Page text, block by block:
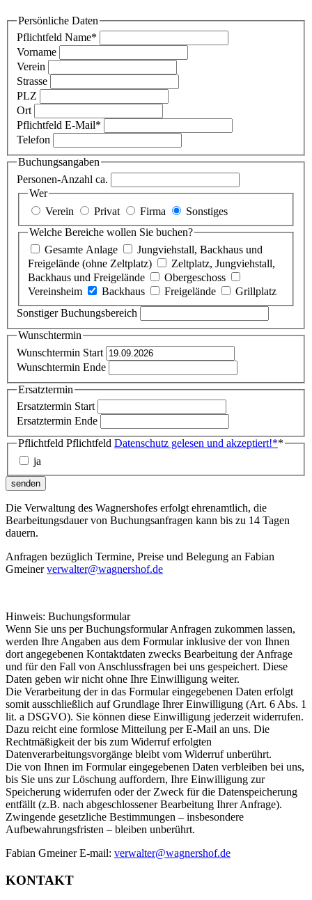
Persönliche Daten
Pflichtfeld Name*
Vorname
Verein
Strasse
PLZ
Ort
Pflichtfeld E-Mail*
Telefon
Buchungsangaben
Personen-Anzahl ca.
Wer
Verein
Privat Firma
Sonstiges
Welche Bereiche wollen Sie buchen?
Gesamte Anlage
Jungviehstall, Backhaus und
Freigelände (ohne Zeltplatz)
Zeltplatz, Jungviehstall,
Backhaus und Freigelände
Obergeschoss
Vereinsheim
Backhaus Freigelände
Grillplatz
Sonstiger Buchungsbereich
Wunschtermin
Wunschtermin Start
Wunschtermin Ende
Ersatztermin
Ersatztermin Start
Ersatztermin Ende
Pflichtfeld Pflichtfeld Datenschutz gelesen und akzeptiert!**
ja
senden
Die Verwaltung des Wagnershofes erfolgt ehrenamtlich, die
Bearbeitungsdauer von Buchungsanfragen kann bis zu 14 Tagen
dauern.
Anfragen bezüglich Termine, Preise und Belegung an Fabian
Gmeinerverwalter@wagnershof.de
Hinweis: Buchungsformular
Wenn Sie uns per Buchungsformular Anfragen zukommen lassen,
werden Ihre Angaben aus dem Formular inklusive der von Ihnen
dort angegebenen Kontaktdaten zwecks Bearbeitung der Anfrage
und für den Fall von Anschlussfragen bei uns gespeichert. Diese
Daten geben wir nicht ohne Ihre Einwilligung weiter.
Die Verarbeitung der in das Formular eingegebenen Daten erfolgt
somit ausschließlich auf Grundlage Ihrer Einwilligung (Art. 6 Abs. 1
lit. a DSGVO). Sie können diese Einwilligung jederzeit widerrufen.
Dazu reicht eine formlose Mitteilung per E-Mail an uns. Die
Rechtmäßigkeit der bis zum Widerruf erfolgten
Datenverarbeitungsvorgänge bleibt vom Widerruf unberührt.
Die von Ihnen im Formular eingegebenen Daten verbleiben bei uns,
bis Sie uns zur Löschung auffordern, Ihre Einwilligung zur
Speicherung widerrufen oder der Zweck für die Datenspeicherung
entfällt (z.B. nach abgeschlossener Bearbeitung Ihrer Anfrage).
Zwingende gesetzliche Bestimmungen – insbesondere
Aufbewahrungsfristen – bleiben unberührt.
Fabian Gmeiner E-mail: verwalter@wagnershof.de
KONTAKT